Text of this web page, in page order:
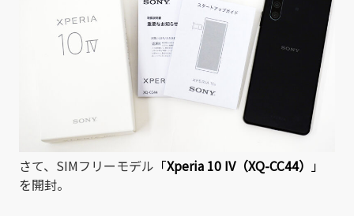
さて、SIMフリーモデル 「Xperia 10 IV（XQ-CC44） 」
を開封。